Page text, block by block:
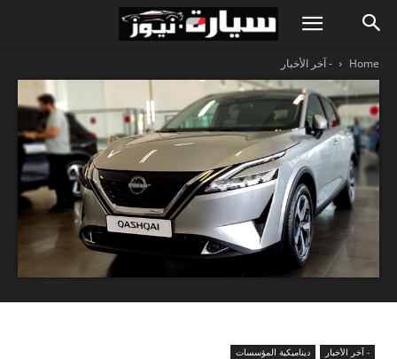
Home - آخر الأخبار
- آخر الأخبار ديناميكية المؤسسات